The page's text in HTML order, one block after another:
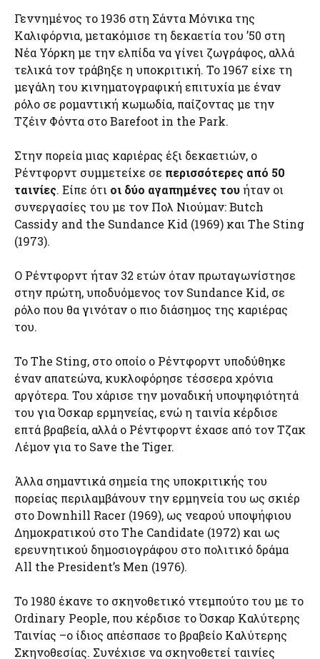
Γεννημένος το 1936 στη Σάντα Μόνικα της
Καλιφόρνια, μετακόμισε τη δεκαετία του ’50 στη
Νέα Υόρκη με την ελπίδα να γίνει ζωγράφος, αλλά
τελικά τον τράβηξε η υποκριτική. Το 1967 είχε τη
μεγάλη του κινηματογραφική επιτυχία με έναν
ρόλο σε ρομαντική κωμωδία, παίζοντας με την
Τζέιν Φόντα στο Barefoot in the Park.
Στην πορεία μιας καριέρας έξι δεκαετιών, ο
Ρέντφορντ συμμετείχε σε περισσότερες από 50
ταινίες. Είπε ότι οι δύο αγαπημένες τουήταν οι
συνεργασίες του με τον Πολ Νιούμαν: Butch
Cassidy and the Sundance Kid (1969) και The Sting
(1973).
Ο Ρέντφορντ ήταν 32 ετών όταν πρωταγωνίστησε
στην πρώτη, υποδυόμενος τον Sundance Kid, σε
ρόλο που θα γινόταν ο πιο διάσημος της καριέρας
του.
Το The Sting, στο οποίο ο Ρέντφορντ υποδύθηκε
έναν απατεώνα, κυκλοφόρησε τέσσερα χρόνια
αργότερα. Του χάρισε την μοναδική υποψηφιότητά
του για Όσκαρ ερμηνείας, ενώ η ταινία κέρδισε
επτά βραβεία, αλλά ο Ρέντφορντ έχασε από τον Τζακ
Λέμον για το Save the Tiger.
Άλλα σημαντικά σημεία της υποκριτικής του
πορείας περιλαμβάνουν την ερμηνεία του ως σκιέρ
στο Downhill Racer (1969), ως νεαρού υποψήφιου
Δημοκρατικού στο The Candidate (1972) και ως
ερευνητικού δημοσιογράφου στο πολιτικό δράμα
All the President’s Men (1976).
Το 1980 έκανε το σκηνοθετικό ντεμπούτο του με το
Ordinary People, που κέρδισε το Όσκαρ Καλύτερης
Ταινίας –ο ίδιος απέσπασε το βραβείο Καλύτερης
Σκηνοθεσίας. Συνέχισε να σκηνοθετεί ταινίες